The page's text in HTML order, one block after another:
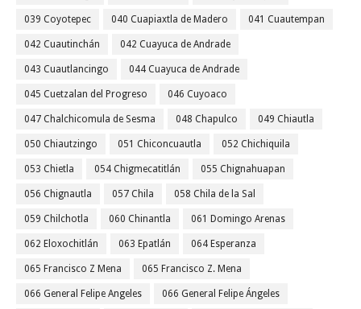
039 Coyotepec 040 Cuapiaxtla de Madero 041 Cuautempan
042 Cuautinchán 042 Cuayuca de Andrade
043 Cuautlancingo 044 Cuayuca de Andrade
045 Cuetzalan del Progreso 046 Cuyoaco
047 Chalchicomula de Sesma 048 Chapulco 049 Chiautla
050 Chiautzingo 051 Chiconcuautla 052 Chichiquila
053 Chietla 054 Chigmecatitlán 055 Chignahuapan
056 Chignautla 057 Chila 058 Chila de la Sal
059 Chilchotla 060 Chinantla 061 Domingo Arenas
062 Eloxochitlán 063 Epatlán 064 Esperanza
065 Francisco Z Mena 065 Francisco Z. Mena
066 General Felipe Angeles 066 General Felipe Ángeles